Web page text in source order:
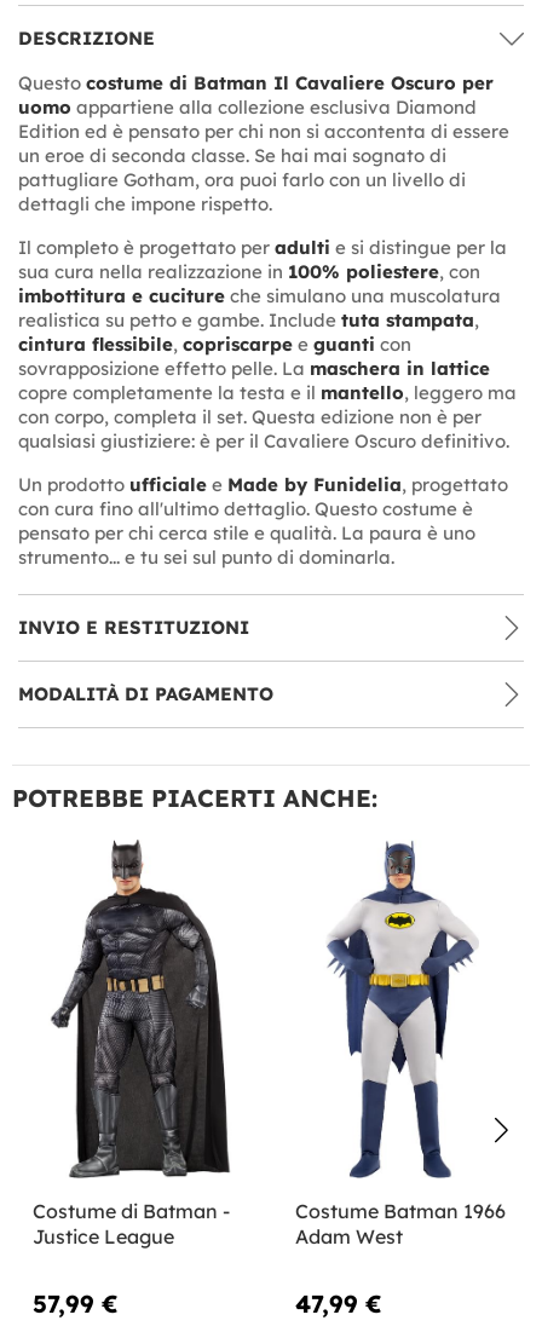
DESCRIZIONE
Questo costume di Batman Il Cavaliere Oscuro per
uomo appartiene alla collezione esclusiva Diamond
Edition ed è pensato per chi non si accontenta di essere
un eroe di seconda classe. Se hai mai sognato di
pattugliare Gotham, ora puoi farlo con un livello di
dettagli che impone rispetto.
Il completo è progettato per adulti e si distingue per la
sua cura nella realizzazione in 100% poliestere, con
imbottitura e cuciture che simulano una muscolatura
realistica su petto e gambe. Include tuta stampata,
cintura flessibile, copriscarpe e guanti con
sovrapposizione effetto pelle. La maschera in lattice
copre completamente la testa e il mantello, leggero ma
con corpo, completa il set. Questa edizione non è per
qualsiasi giustiziere: è per il Cavaliere Oscuro definitivo.
Un prodotto ufficiale e Made by Funidelia, progettato
con cura fino all'ultimo dettaglio. Questo costume è
pensato per chi cerca stile e qualità. La paura è uno
strumento... e tu sei sul punto di dominarla.
INVIO E RESTITUZIONI
MODALITÀ DI PAGAMENTO
POTREBBE PIACERTI ANCHE:
Costume di Batman -
Justice League
57,99 €
Costume Batman 1966
Adam West
47,99 €